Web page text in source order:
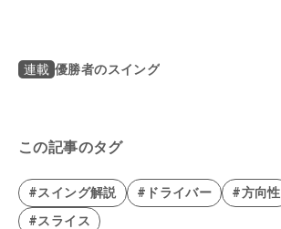
連載 優勝者のスイング
この記事のタグ
#スイング解説 #ドライバー #方向性
#スライス